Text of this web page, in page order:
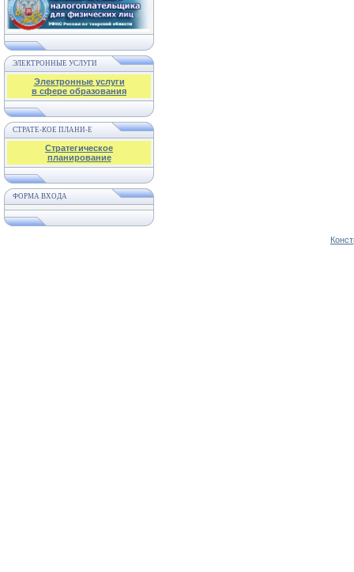
ЭЛЕКТРОННЫЕ УСЛУГИ
Электронные услуги
в сфере образования
СТРАТЕ-КОЕ ПЛАНИ-Е
Стратегическое
планирование
ФОРМА ВХОДА